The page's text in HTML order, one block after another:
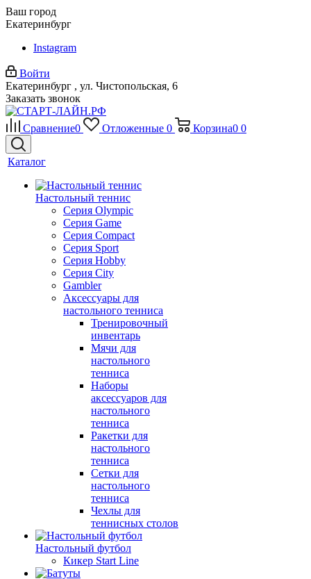
Ваш город
Екатеринбург
Instagram
Войти
Екатеринбург , ул. Чистопольская, 6
Заказать звонок
Сравнение0 Отложенные 0 Корзина0 0
Каталог
Настольный теннис
Серия Olympic
Серия Game
Серия Compact
Серия Sport
Серия Hobby
Серия City
Gambler
Аксессуары для
настольного тенниса
Тренировочный
инвентарь
Мячи для
настольного
тенниса
Наборы
аксессуаров для
настольного
тенниса
Ракетки для
настольного
тенниса
Сетки для
настольного
тенниса
Чехлы для
теннисных столов
Настольный футбол
Кикер Start Line